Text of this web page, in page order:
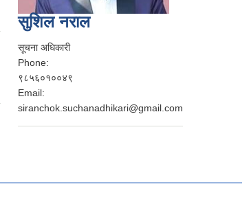
सुशिल नराल
सूचना अधिकारी
Phone:
९८५६०१००४९
Email:
siranchok.suchanadhikari@gmail.com